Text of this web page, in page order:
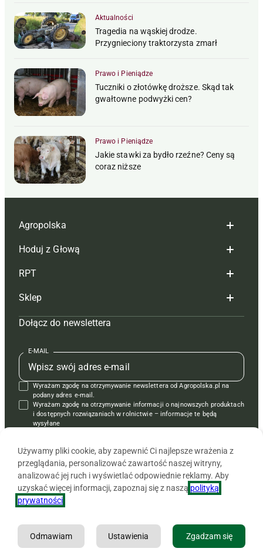
Aktualności
Tragedia na wąskiej drodze.
Przygnieciony traktorzysta zmarł
Prawo i Pieniądze
Tuczniki o złotówkę droższe. Skąd tak
gwałtowne podwyżki cen?
Prawo i Pieniądze
Jakie stawki za bydło rzeźne? Ceny są
coraz niższe
Agropolska
Redakcja
Reklama
Tagi
Mapa serwisu
Kontakt
Regulamin
Polityka prywatności
Hoduj z Głową
Hoduj z głową bydło
Hoduj z głową świnie
Prenumerata
Redakcja
Kontakt
Reklama
RPT
Redakcja
Prenumerata
Reklama
Kontakt
Krzyżówki
Sklep
Czasopisma i prenumerata
Książki
Regulamin
Dołącz do newslettera
E-MAIL
Wyrażam zgodę na otrzymywanie newslettera od Agropolska.pl na
podany adres e-mail.
Wyrażam zgodę na otrzymywanie informacji o najnowszych produktach
i dostępnych rozwiązaniach w rolnictwie – informacje te będą
wysyłane
Copyright © 2026 Agencja Promocji Rolnictwa i Agrobiznesu APRA
Używamy pliki cookie, aby zapewnić Ci najlepsze wrażenia z
przeglądania, personalizować zawartość naszej witryny,
analizować jej ruch i wyświetlać odpowiednie reklamy. Aby
uzyskać więcej informacji, zapoznaj się z naszą polityką
prywatności
Zgadzam się
Ustawienia
Odmawiam